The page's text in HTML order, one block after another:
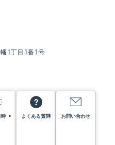
1丁目1番1号
時 よくある質問 お問い合わせ